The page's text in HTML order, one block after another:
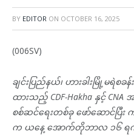
BY EDITOR ON OCTOBER 16, 2025
(006SV)
ချင်းပြည်နယ်၊ ဟားခါးမြို့မရဲ
ထားသည့် CDF-Hakha နှင့် CNA
စစ်ဆင်ရေးတစ်ခု ဖော်ဆောင်ပြီး
က ယနေ့ အောက်တိုဘာလ ၁၆ ရ